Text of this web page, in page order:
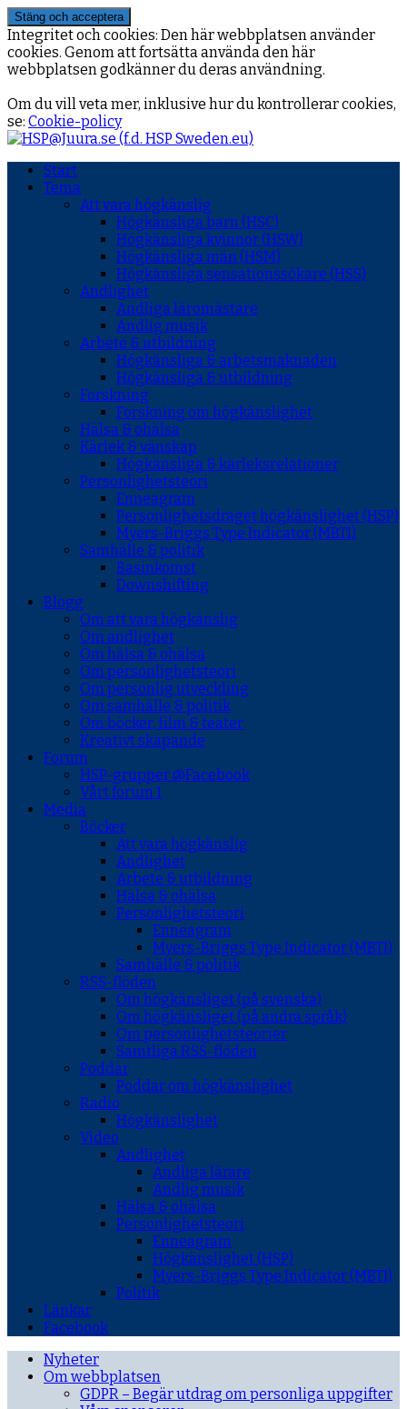
Integritet och cookies: Den här webbplatsen använder
cookies. Genom att fortsätta använda den här
webbplatsen godkänner du deras användning.
Om du vill veta mer, inklusive hur du kontrollerar cookies,
se: Cookie-policy
Start
Tema
Att vara högkänslig
Högkänsliga barn (HSC)
Högkänsliga kvinnor (HSW)
Högkänsliga män (HSM)
Högkänsliga sensationssökare (HSS)
Andlighet
Andliga läromästare
Andlig musik
Arbete & utbildning
Högkänsliga & arbetsmaknaden
Högkänsliga & utbildning
Forskning
Forskning om högkänslighet
Hälsa & ohälsa
Kärlek & vänskap
Högkänsliga & kärleksrelationer
Personlighetsteori
Enneagram
Personlighetsdraget högkänslighet (HSP)
Myers-Briggs Type Indicator (MBTI)
Samhälle & politik
Basinkomst
Downshifting
Blogg
Om att vara högkänslig
Om andlighet
Om hälsa & ohälsa
Om personlighetsteori
Om personlig utveckling
Om samhälle & politik
Om böcker, film & teater
Kreativt skapande
Forum
HSP-grupper @Facebook
Vårt forum 1
Media
Böcker
Att vara högkänslig
Andlighet
Arbete & utbildning
Hälsa & ohälsa
Personlighetsteori
Enneagram
Myers-Briggs Type Indicator (MBTI)
Samhälle & politik
RSS-flöden
Om högkänsliget (på svenska)
Om högkänsliget (på andra språk)
Om personlighetsteorier
Samtliga RSS-flöden
Poddar
Poddar om högkänslighet
Radio
Högkänslighet
Video
Andlighet
Andliga lärare
Andlig musik
Hälsa & ohälsa
Personlighetsteori
Enneagram
Högkänslighet (HSP)
Myers-Briggs Type Indicator (MBTI)
Politik
Länkar
Facebook
Nyheter
Om webbplatsen
GDPR – Begär utdrag om personliga uppgifter